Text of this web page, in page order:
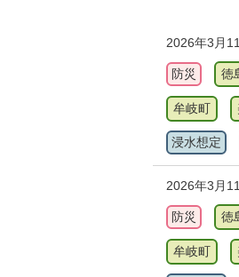
2026年3月
防災 徳
牟岐町
浸水想定
2026年3月
防災 徳
牟岐町